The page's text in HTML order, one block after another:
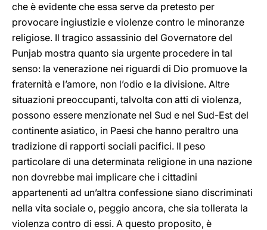
che è evidente che essa serve da pretesto per
provocare ingiustizie e violenze contro le minoranze
religiose. Il tragico assassinio del Governatore del
Punjab mostra quanto sia urgente procedere in tal
senso: la venerazione nei riguardi di Dio promuove la
fraternità e l’amore, non l’odio e la divisione. Altre
situazioni preoccupanti, talvolta con atti di violenza,
possono essere menzionate nel Sud e nel Sud-Est del
continente asiatico, in Paesi che hanno peraltro una
tradizione di rapporti sociali pacifici. Il peso
particolare di una determinata religione in una nazione
non dovrebbe mai implicare che i cittadini
appartenenti ad un’altra confessione siano discriminati
nella vita sociale o, peggio ancora, che sia tollerata la
violenza contro di essi. A questo proposito, è